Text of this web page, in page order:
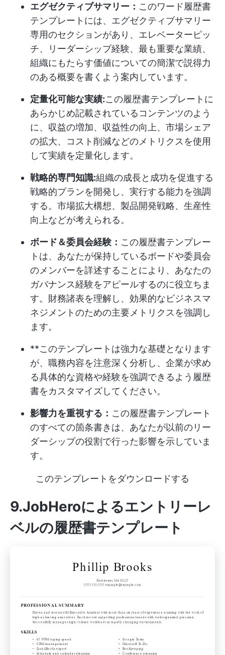
エグゼクティブサマリー： このワード履歴書
テンプレートには、エグゼクティブサマリー
専用のセクションがあり、エレベーターピッ
チ、リーダーシップ経験、最も重要な業績、
組織にもたらす価値についての簡潔で説得力
のある概要を書くよう案内しています。
定量化可能な実績:この履歴書テンプレートに
あらかじめ記載されているコンテンツのよう
に、収益の増加、収益性の向上、市場シェア
の拡大、コスト削減などのメトリクスを使用
して実績を定量化します。
戦略的専門知識:組織の成長と成功を促進する
戦略的プランを開発し、実行する能力を強調
する。市場拡大構想、製品開発戦略、生産性
向上などが考えられる。
ボード＆委員会経験： この履歴書テンプレー
トは、あなたが保持しているボードや委員会
のメンバーを詳述することにより、あなたの
ガバナンス経験をアピールするのに役立ちま
す。財務諸表を理解し、効果的なビジネスマ
ネジメントのための主要メトリクスを強調し
ます。
**このテンプレートは強力な基礎となります
が、職務内容を注意深く分析し、企業が求め
る具体的な資格や経験を強調できるよう履歴
書をカスタマイズしてください。
影響力を重視する： この履歴書テンプレート
のすべての箇条書きは、あなたが以前のリー
ダーシップの役割で行った影響を示していま
す。
このテンプレートをダウンロードする
9.JobHeroによるエントリーレ
ベルの履歴書テンプレート